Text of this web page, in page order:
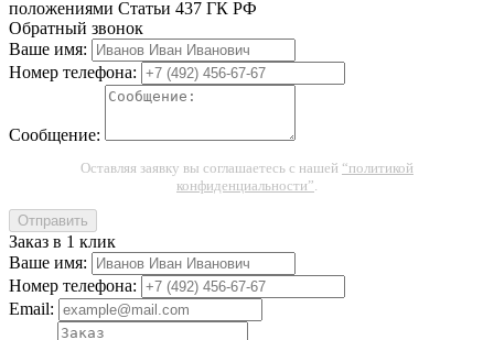
положениями Статьи 437 ГК РФ
Обратный звонок
Ваше имя:
Номер телефона:
Сообщение:
Оставляя заявку вы соглашаетесь с нашей “политикой
конфиденциальности”.
Отправить
Заказ в 1 клик
Ваше имя:
Номер телефона:
Email: